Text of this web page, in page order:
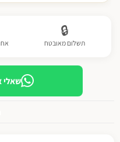
🔒
תשלום מאובטח
שאלי